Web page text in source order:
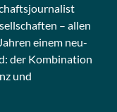
– allen
einem neu­
der Kom­bi­na­ti­on
und